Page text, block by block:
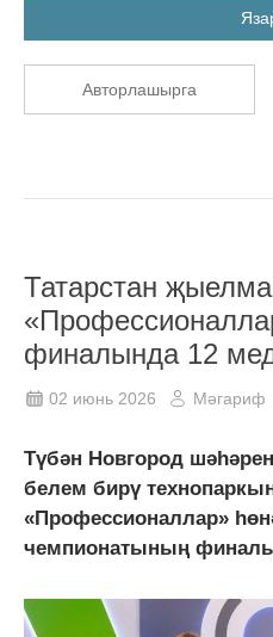
Авторлашырга
Татарстан
финалында 12
02 июнь 2026 Мәгариф
Түбән Новгород
белем бирү
«Профессионаллар»
чемпионатының